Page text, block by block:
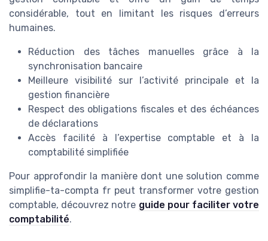
considérable, tout en limitant les risques d’erreurs
humaines.
Réduction des tâches manuelles grâce à la
synchronisation bancaire
Meilleure visibilité sur l’activité principale et la
gestion financière
Respect des obligations fiscales et des échéances
de déclarations
Accès facilité à l’expertise comptable et à la
comptabilité simplifiée
Pour approfondir la manière dont une solution comme
simplifie-ta-compta fr peut transformer votre gestion
comptable, découvrez notre guide pour faciliter votre
comptabilité.